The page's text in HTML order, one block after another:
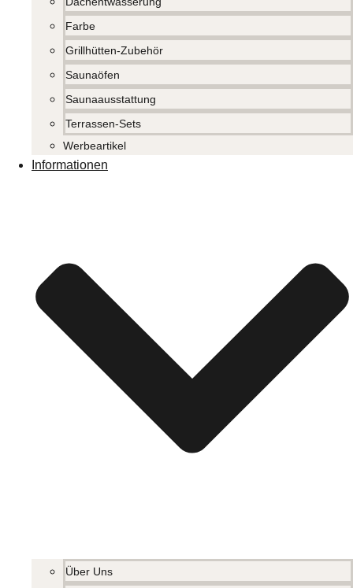
Farbe
Grillhütten-Zubehör
Saunaöfen
Saunaausstattung
Terrassen-Sets
Werbeartikel
Informationen
Über Uns